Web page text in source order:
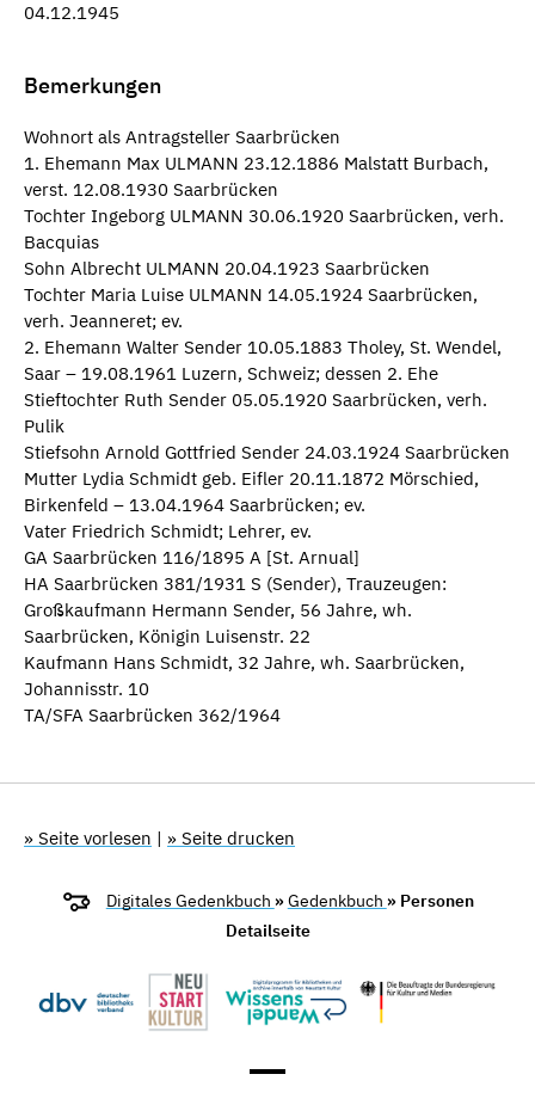
04.12.1945
Bemerkungen
Wohnort als Antragsteller Saarbrücken
1. Ehemann Max ULMANN 23.12.1886 Malstatt Burbach,
verst. 12.08.1930 Saarbrücken
Tochter Ingeborg ULMANN 30.06.1920 Saarbrücken, verh.
Bacquias
Sohn Albrecht ULMANN 20.04.1923 Saarbrücken
Tochter Maria Luise ULMANN 14.05.1924 Saarbrücken,
verh. Jeanneret; ev.
2. Ehemann Walter Sender 10.05.1883 Tholey, St. Wendel,
Saar – 19.08.1961 Luzern, Schweiz; dessen 2. Ehe
Stieftochter Ruth Sender 05.05.1920 Saarbrücken, verh.
Pulik
Stiefsohn Arnold Gottfried Sender 24.03.1924 Saarbrücken
Mutter Lydia Schmidt geb. Eifler 20.11.1872 Mörschied,
Birkenfeld – 13.04.1964 Saarbrücken; ev.
Vater Friedrich Schmidt; Lehrer, ev.
GA Saarbrücken 116/1895 A [St. Arnual]
HA Saarbrücken 381/1931 S (Sender), Trauzeugen:
Großkaufmann Hermann Sender, 56 Jahre, wh.
Saarbrücken, Königin Luisenstr. 22
Kaufmann Hans Schmidt, 32 Jahre, wh. Saarbrücken,
Johannisstr. 10
TA/SFA Saarbrücken 362/1964
» Seite vorlesen | » Seite drucken
Digitales Gedenkbuch »Gedenkbuch » Personen
Detailseite